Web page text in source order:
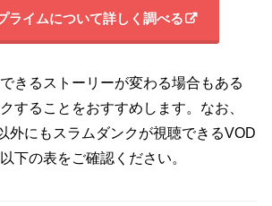
ライムについて詳しく調べる
きるストーリーが変わる場合もある
することをおすすめします。なお、
外にもスラムダンクが視聴できるVOD
下の表をご確認ください。